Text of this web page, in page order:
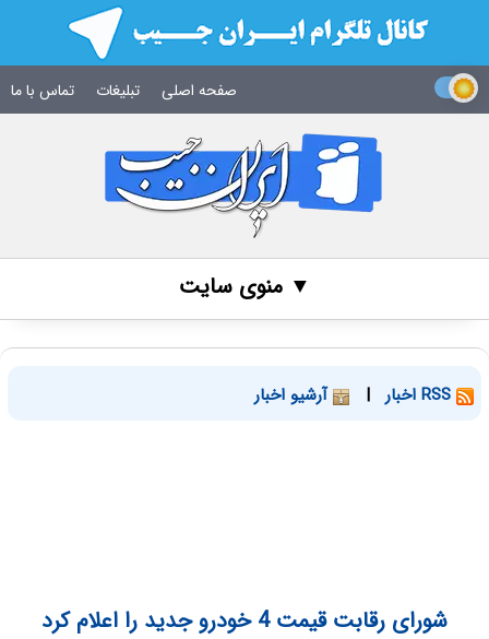
صفحه اصلی تبلیغات تماس با ما
▼ منوی سایت
| آرشیو اخبار
شورای رقابت قیمت 4 خودرو جدید را اعلام کرد